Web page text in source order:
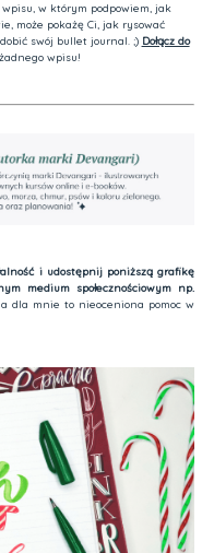
w którym podpowiem, jak
może pokażę Ci, jak rysować
swój bullet journal. ;) Dołącz do
wpisu!
i udostępnij poniższą grafikę
medium społecznościowym np.
dla mnie to nieoceniona pomoc w